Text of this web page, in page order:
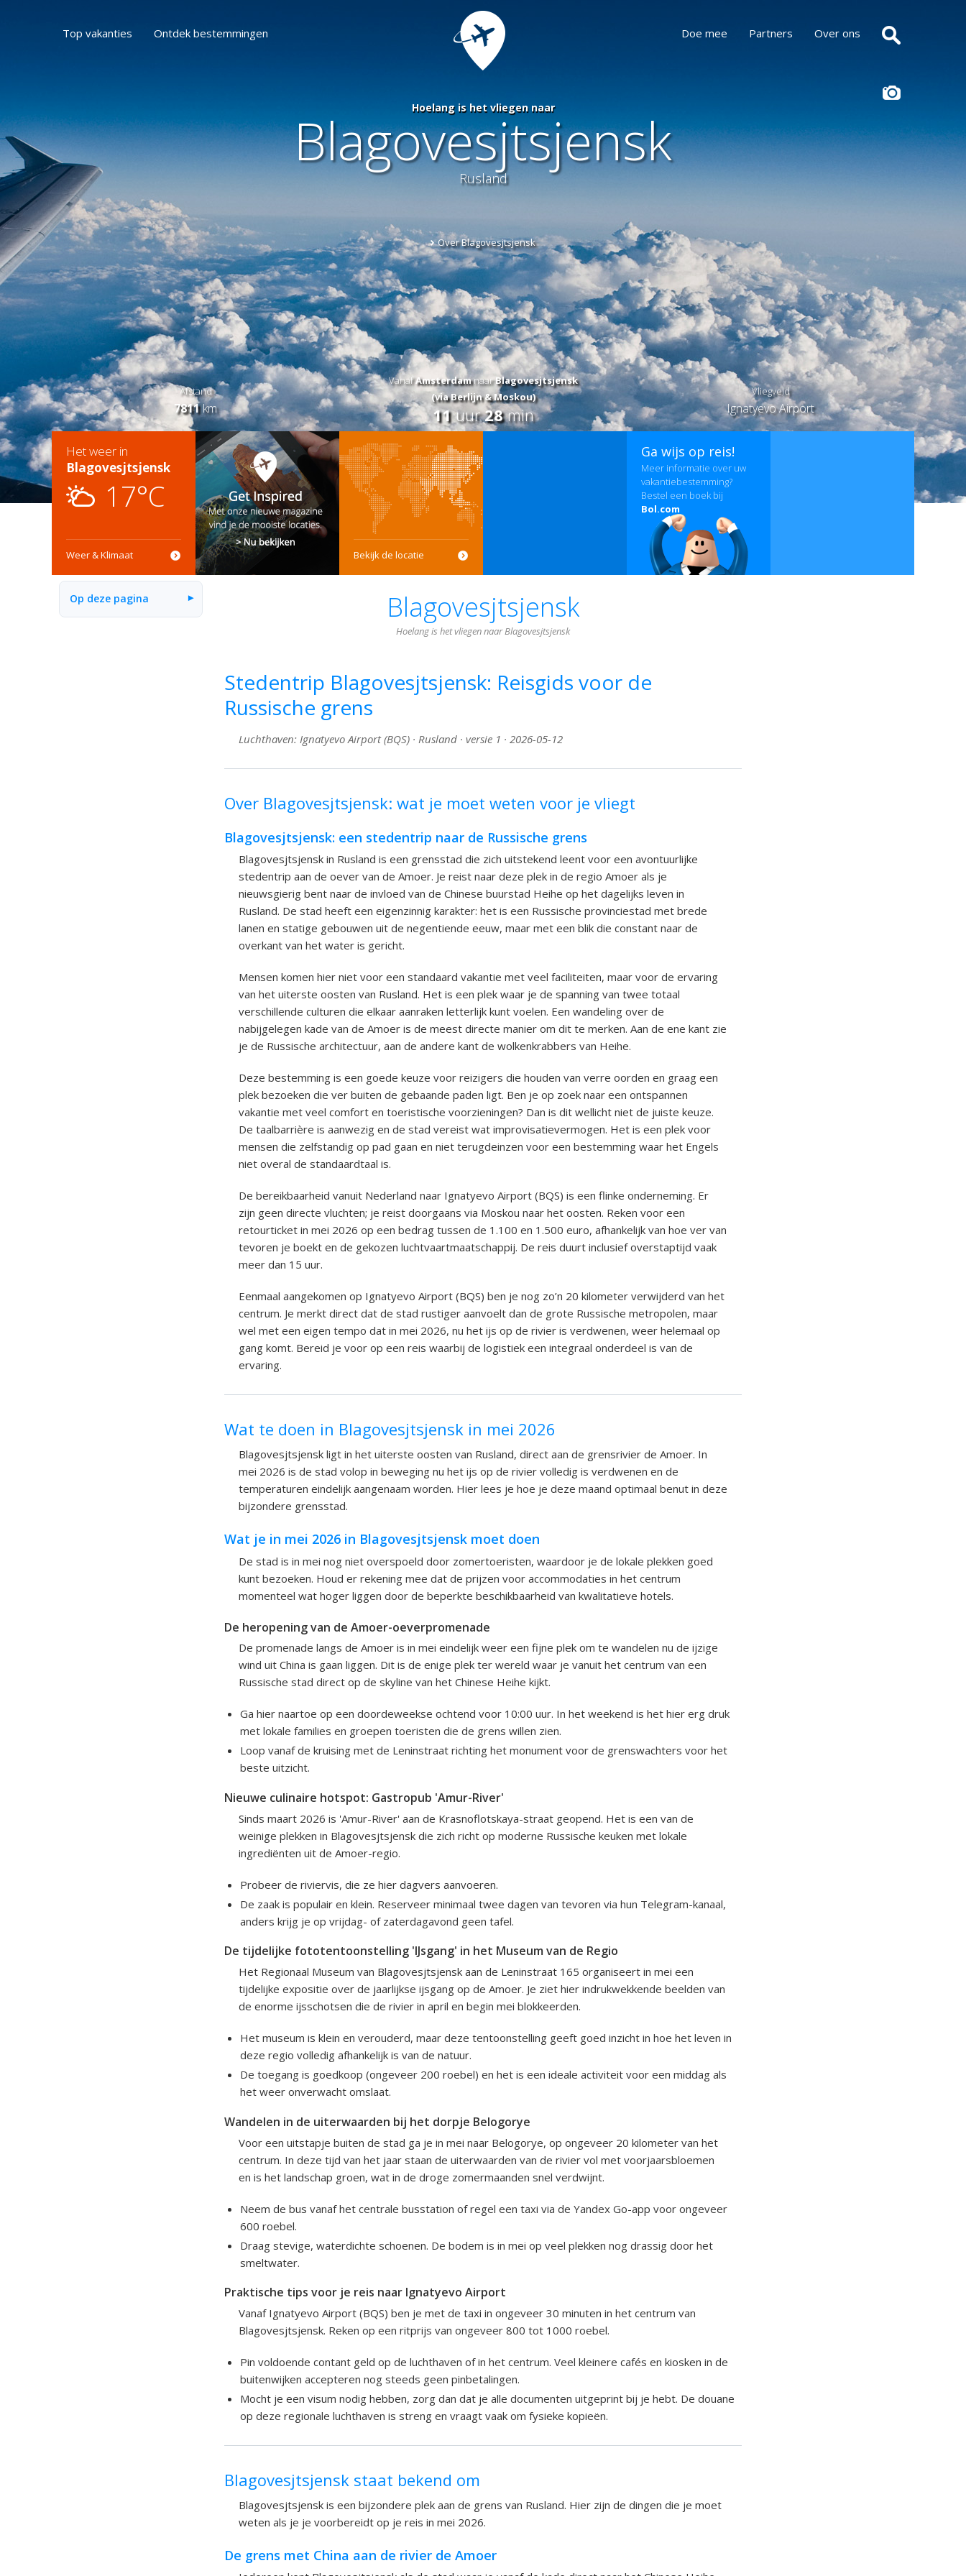
Top vakanties Ontdek bestemmingen Doe mee Partners Over ons
Hoelang is het vliegen naar
Blagovesjtsjensk
Rusland
Over Blagovesjtsjensk
Afstand
7811km
VanafAmsterdamnaarBlagovesjtsjensk
(via Berlijn & Moskou)
11uur28min
Vliegveld
Ignatyevo Airport
Het weer in
Blagovesjtsjensk
17°C
Weer & Klimaat Bekijk de locatie
Ga wijs op reis!
Meer informatie over uw
vakantiebestemming?
Bestel een boek bij
Bol.com
Op deze pagina ▾ Blagovesjtsjensk
Hoelang is het vliegen naar Blagovesjtsjensk
Stedentrip Blagovesjtsjensk: Reisgids voor de
Russische grens
Luchthaven: Ignatyevo Airport (BQS) · Rusland · versie 1 · 2026-05-12
Over Blagovesjtsjensk: wat je moet weten voor je vliegt
Blagovesjtsjensk: een stedentrip naar de Russische grens
Blagovesjtsjensk in Rusland is een grensstad die zich uitstekend leent voor een avontuurlijke
stedentrip aan de oever van de Amoer. Je reist naar deze plek in de regio Amoer als je
nieuwsgierig bent naar de invloed van de Chinese buurstad Heihe op het dagelijks leven in
Rusland. De stad heeft een eigenzinnig karakter: het is een Russische provinciestad met brede
lanen en statige gebouwen uit de negentiende eeuw, maar met een blik die constant naar de
overkant van het water is gericht.
Mensen komen hier niet voor een standaard vakantie met veel faciliteiten, maar voor de ervaring
van het uiterste oosten van Rusland. Het is een plek waar je de spanning van twee totaal
verschillende culturen die elkaar aanraken letterlijk kunt voelen. Een wandeling over de
nabijgelegen kade van de Amoer is de meest directe manier om dit te merken. Aan de ene kant zie
je de Russische architectuur, aan de andere kant de wolkenkrabbers van Heihe.
Deze bestemming is een goede keuze voor reizigers die houden van verre oorden en graag een
plek bezoeken die ver buiten de gebaande paden ligt. Ben je op zoek naar een ontspannen
vakantie met veel comfort en toeristische voorzieningen? Dan is dit wellicht niet de juiste keuze.
De taalbarrière is aanwezig en de stad vereist wat improvisatievermogen. Het is een plek voor
mensen die zelfstandig op pad gaan en niet terugdeinzen voor een bestemming waar het Engels
niet overal de standaardtaal is.
De bereikbaarheid vanuit Nederland naar Ignatyevo Airport (BQS) is een flinke onderneming. Er
zijn geen directe vluchten; je reist doorgaans via Moskou naar het oosten. Reken voor een
retourticket in mei 2026 op een bedrag tussen de 1.100 en 1.500 euro, afhankelijk van hoe ver van
tevoren je boekt en de gekozen luchtvaartmaatschappij. De reis duurt inclusief overstaptijd vaak
meer dan 15 uur.
Eenmaal aangekomen op Ignatyevo Airport (BQS) ben je nog zo’n 20 kilometer verwijderd van het
centrum. Je merkt direct dat de stad rustiger aanvoelt dan de grote Russische metropolen, maar
wel met een eigen tempo dat in mei 2026, nu het ijs op de rivier is verdwenen, weer helemaal op
gang komt. Bereid je voor op een reis waarbij de logistiek een integraal onderdeel is van de
ervaring.
Wat te doen in Blagovesjtsjensk in mei 2026
Blagovesjtsjensk ligt in het uiterste oosten van Rusland, direct aan de grensrivier de Amoer. In
mei 2026 is de stad volop in beweging nu het ijs op de rivier volledig is verdwenen en de
temperaturen eindelijk aangenaam worden. Hier lees je hoe je deze maand optimaal benut in deze
bijzondere grensstad.
Wat je in mei 2026 in Blagovesjtsjensk moet doen
De stad is in mei nog niet overspoeld door zomertoeristen, waardoor je de lokale plekken goed
kunt bezoeken. Houd er rekening mee dat de prijzen voor accommodaties in het centrum
momenteel wat hoger liggen door de beperkte beschikbaarheid van kwalitatieve hotels.
De heropening van de Amoer-oeverpromenade
De promenade langs de Amoer is in mei eindelijk weer een fijne plek om te wandelen nu de ijzige
wind uit China is gaan liggen. Dit is de enige plek ter wereld waar je vanuit het centrum van een
Russische stad direct op de skyline van het Chinese Heihe kijkt.
Ga hier naartoe op een doordeweekse ochtend voor 10:00 uur. In het weekend is het hier erg druk
met lokale families en groepen toeristen die de grens willen zien.
Loop vanaf de kruising met de Leninstraat richting het monument voor de grenswachters voor het
beste uitzicht.
Nieuwe culinaire hotspot: Gastropub 'Amur-River'
Sinds maart 2026 is 'Amur-River' aan de Krasnoflotskaya-straat geopend. Het is een van de
weinige plekken in Blagovesjtsjensk die zich richt op moderne Russische keuken met lokale
ingrediënten uit de Amoer-regio.
Probeer de riviervis, die ze hier dagvers aanvoeren.
De zaak is populair en klein. Reserveer minimaal twee dagen van tevoren via hun Telegram-kanaal,
anders krijg je op vrijdag- of zaterdagavond geen tafel.
De tijdelijke fototentoonstelling 'IJsgang' in het Museum van de Regio
Het Regionaal Museum van Blagovesjtsjensk aan de Leninstraat 165 organiseert in mei een
tijdelijke expositie over de jaarlijkse ijsgang op de Amoer. Je ziet hier indrukwekkende beelden van
de enorme ijsschotsen die de rivier in april en begin mei blokkeerden.
Het museum is klein en verouderd, maar deze tentoonstelling geeft goed inzicht in hoe het leven in
deze regio volledig afhankelijk is van de natuur.
De toegang is goedkoop (ongeveer 200 roebel) en het is een ideale activiteit voor een middag als
het weer onverwacht omslaat.
Wandelen in de uiterwaarden bij het dorpje Belogorye
Voor een uitstapje buiten de stad ga je in mei naar Belogorye, op ongeveer 20 kilometer van het
centrum. In deze tijd van het jaar staan de uiterwaarden van de rivier vol met voorjaarsbloemen
en is het landschap groen, wat in de droge zomermaanden snel verdwijnt.
Neem de bus vanaf het centrale busstation of regel een taxi via de Yandex Go-app voor ongeveer
600 roebel.
Draag stevige, waterdichte schoenen. De bodem is in mei op veel plekken nog drassig door het
smeltwater.
Praktische tips voor je reis naar Ignatyevo Airport
Vanaf Ignatyevo Airport (BQS) ben je met de taxi in ongeveer 30 minuten in het centrum van
Blagovesjtsjensk. Reken op een ritprijs van ongeveer 800 tot 1000 roebel.
Pin voldoende contant geld op de luchthaven of in het centrum. Veel kleinere cafés en kiosken in de
buitenwijken accepteren nog steeds geen pinbetalingen.
Mocht je een visum nodig hebben, zorg dan dat je alle documenten uitgeprint bij je hebt. De douane
op deze regionale luchthaven is streng en vraagt vaak om fysieke kopieën.
Blagovesjtsjensk staat bekend om
Blagovesjtsjensk is een bijzondere plek aan de grens van Rusland. Hier zijn de dingen die je moet
weten als je je voorbereidt op je reis in mei 2026.
De grens met China aan de rivier de Amoer